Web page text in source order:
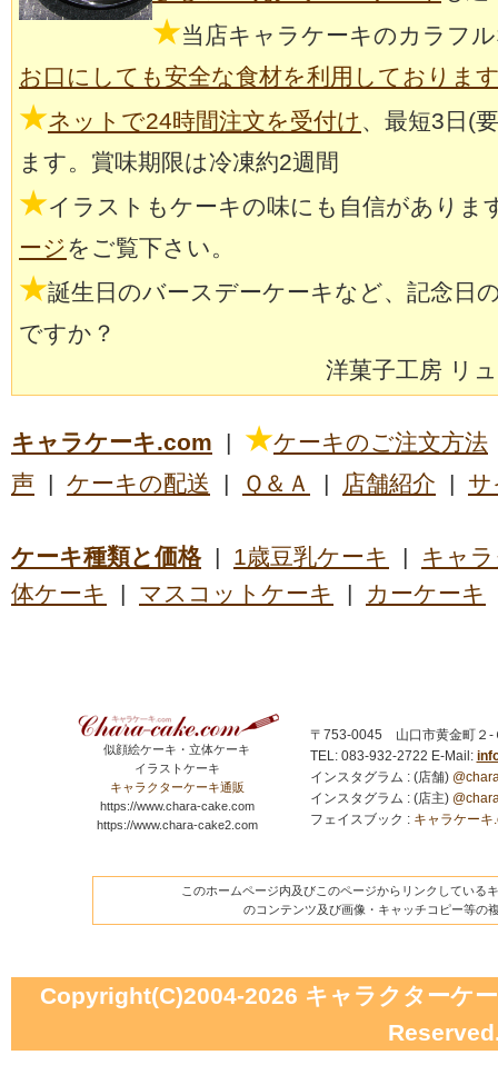
★当店キャラケーキのカラフ
お口にしても安全な食材を利用しておりま
★ネットで24時間注文を受付け、最短3日(
ます。賞味期限は冷凍約2週間
★イラストもケーキの味にも自信がありま
ージをご覧下さい。
★誕生日のバースデーケーキなど、記念日
ですか？
洋菓子工房 リ
キャラケーキ.com | ★ケーキのご注文方法
声 | ケーキの配送 | Ｑ＆Ａ | 店舗紹介 | サ
ケーキ種類と価格| 1歳豆乳ケーキ | キャ
体ケーキ
| マスコットケーキ | カーケーキ
似顔絵ケーキ・立体ケーキ
イラストケーキ
キャラクターケーキ通販
https://www.chara-cake.com
https://www.chara-cake2.com
〒753-0045 山口市黄金町
TEL: 083-932-2722 E-Mail:
インスタグラム : (店舗)
インスタグラム : (店主)
フェイスブック : キャラケー
このホームページ内及びこのページからリンクしている
のコンテンツ及び画像・キャッチコピー等の
Copyright(C)2004-2026 キャラクターケ